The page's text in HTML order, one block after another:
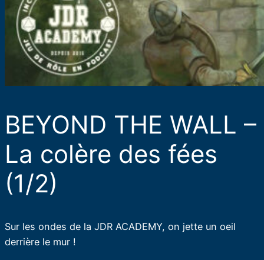
BEYOND THE WALL –
La colère des fées
(1/2)
Sur les ondes de la JDR ACADEMY, on jette un oeil
derrière le mur !